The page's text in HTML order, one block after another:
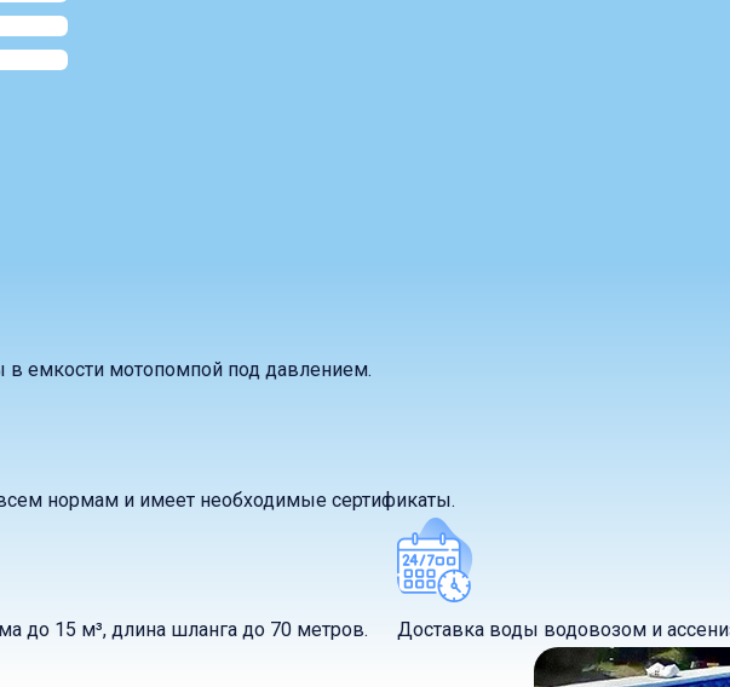
в емкости мотопомпой под давлением.
всем нормам и имеет необходимые сертификаты.
до 15 м³, длина шланга до 70 метров. Доставка воды водовозом и